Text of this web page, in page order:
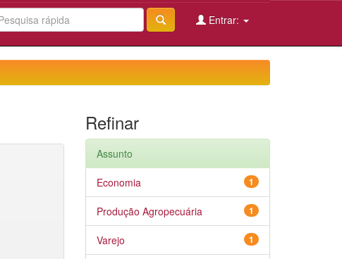
Entrar:
Refinar
Assunto
1
Economia
1
Produção Agropecuária
1
Varejo